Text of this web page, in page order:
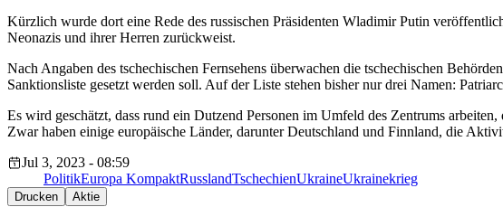
Kürzlich wurde dort eine Rede des russischen Präsidenten Wladimir Putin
Neonazis und ihrer Herren zurückweist.
Nach Angaben des tschechischen Fernsehens überwachen die tschechischen
Sanktionsliste gesetzt werden soll. Auf der Liste stehen bisher nur drei Namen:
Es wird geschätzt, dass rund ein Dutzend Personen im Umfeld des Zentrums
Zwar haben einige europäische Länder, darunter Deutschland und Finnland, die
Jul 3, 2023 - 08:59
PolitikEuropa KompaktRusslandTschechienUkraineUkrainekrieg
Drucken Aktie